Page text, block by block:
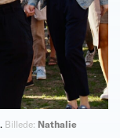
Billede: Nathalie